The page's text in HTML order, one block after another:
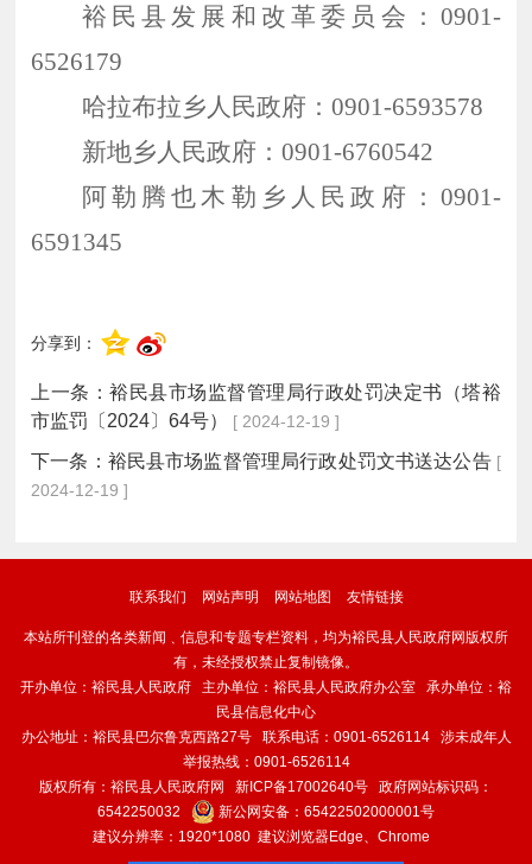
裕民县发展和改革委员会： 0901-
6526179
哈拉布拉乡人民政府： 0901-6593578
新地乡人民政府： 0901-6760542
阿勒腾也木勒乡人民政府： 0901-
6591345
分享到：
上一条：裕民县市场监督管理局行政处罚决定书（塔裕
市监罚〔2024〕64号）
[ 2024-12-19 ]
下一条： 裕民县市场监督管理局行政处罚文书送达公告 [
2024-12-19 ]
联系我们 网站声明 网站地图 友情链接
本站所刊登的各类新闻﹑信息和专题专栏资料，均为裕民县人民政府网版权所
有，未经授权禁止复制镜像。
开办单位：裕民县人民政府 主办单位：裕民县人民政府办公室 承办单位：裕
民县信息化中心
办公地址：裕民县巴尔鲁克西路27号 联系电话：0901-6526114 涉未成年人
举报热线：0901-6526114
版权所有：裕民县人民政府网 新ICP备17002640号 政府网站标识码：
6542250032
新公网安备： 65422502000001号
建议分辨率：1920*1080 建议浏览器Edge、Chrome